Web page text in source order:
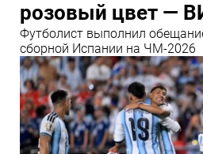
розовый цвет —
Футболист выполнил
сборной Испании на ЧМ-2026